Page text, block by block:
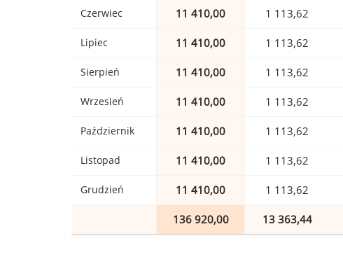
Czerwiec 11 410,00 1 113,62
Lipiec 11 410,00 1 113,62
Sierpień 11 410,00 1 113,62
Wrzesień 11 410,00 1 113,62
Październik 11 410,00 1 113,62
Listopad 11 410,00 1 113,62
Grudzień 11 410,00 1 113,62
136 920,00 13 363,44